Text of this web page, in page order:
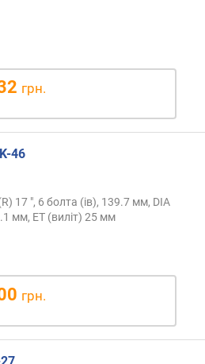
грн.
46
17 ", 6 болта (ів), 139.7 мм, DIA
мм, ET (виліт) 25 мм
грн.